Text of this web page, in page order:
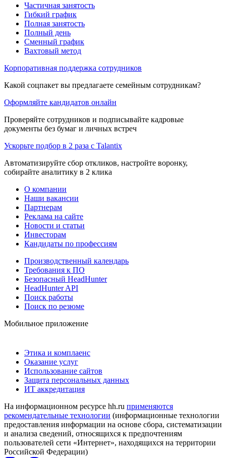
Частичная занятость
Гибкий график
Полная занятость
Полный день
Сменный график
Вахтовый метод
Корпоративная поддержка сотрудников
Какой соцпакет вы предлагаете семейным сотрудникам?
Оформляйте кандидатов онлайн
Проверяйте сотрудников и подписывайте кадровые
документы без бумаг и личных встреч
Ускорьте подбор в 2 раза с Talantix
Автоматизируйте сбор откликов, настройте воронку,
собирайте аналитику в 2 клика
О компании
Наши вакансии
Партнерам
Реклама на сайте
Новости и статьи
Инвесторам
Кандидаты по профессиям
Производственный календарь
Требования к ПО
Безопасный HeadHunter
HeadHunter API
Поиск работы
Поиск по резюме
Мобильное приложение
Этика и комплаенс
Оказание услуг
Использование сайтов
Защита персональных данных
ИТ аккредитация
На информационном ресурсе hh.ru применяются
рекомендательные технологии (информационные технологии
предоставления информации на основе сбора, систематизации
и анализа сведений, относящихся к предпочтениям
пользователей сети «Интернет», находящихся на территории
Российской Федерации)